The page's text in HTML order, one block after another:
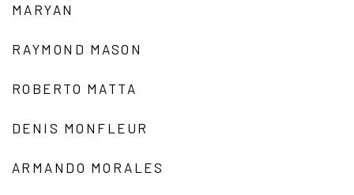
MARYAN
RAYMOND MASON
ROBERTO MATTA
DENIS MONFLEUR
ARMANDO MORALES